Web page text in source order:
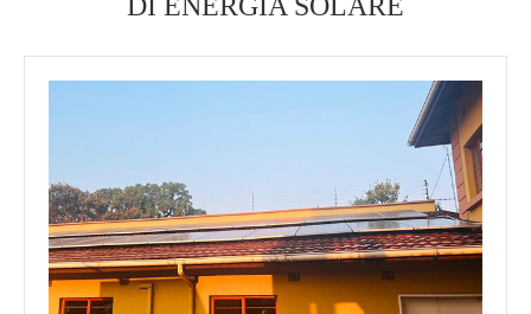
DI ENERGIA SOLARE